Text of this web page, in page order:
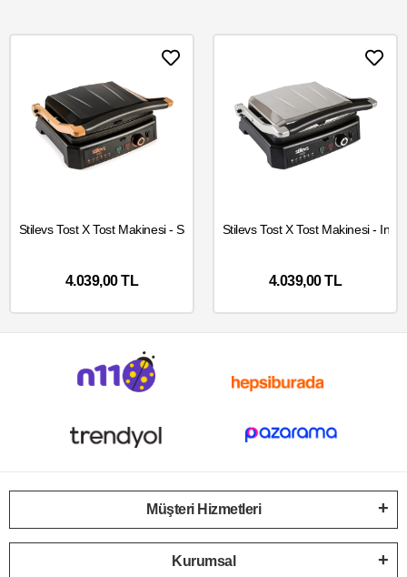
Yakında
Stilevs Tost X Tost Makinesi - Siyah
4.039,00 TL
SEPETE EKLE
Stilevs Tost X Tost Makinesi - Inox
4.039,00 TL
Müşteri Hizmetleri
Kurumsal